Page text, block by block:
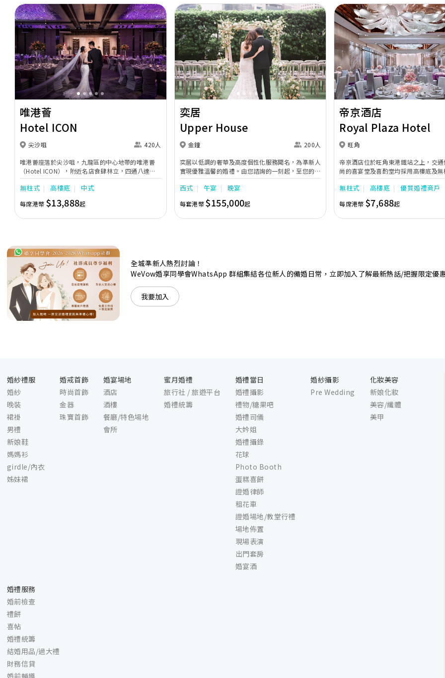
Previous Next
唯港薈
Hotel ICON
尖沙咀 420人
唯港薈座落於尖沙咀，九龍區的中心地帶的唯港薈
（Hotel ICON），附近名店食肆林立，四通八達，
充分展現繁華鬧巿中的活力個性，成為一眾準新人舉
辦婚宴的熱門之選。專業團隊由策劃統籌至所有婚宴
每個細節，唯港薈都力臻完美，保證讓您留下獨特的
醉人回憶。 擁有時尚高樓頂的Silverbox宴會廳，配
置了全套先進的視聽影音及燈光設備配套，並採用極
力氛圍的自助餐﹔唯港薈（Hotel ICON），多個風
格各異的婚宴場地，都完美切合各準新人的個性及預
算﹔保證為您打造夢寐以求的特別日子，令賓客永誌
難忘！
無柱式 高樓底 中式
每席港幣 $13,888起
Previous Next
奕居
Upper House
金鐘 200人
奕居以低調的奢華及高度個性化服務聞名，為準新人
實現優雅溫馨的婚禮。由您諮詢的一刻起，至您的大
日子，我們的專業團隊會為您攜手實現夢想婚禮。
西式 午宴 晚宴
每套港幣$155,000起
Previous
帝京酒店
Royal Plaza Hotel
旺角
帝京酒店位於旺角東港鐵站之上，交
尚的喜宴堂及喜酌堂均採用高樓底及無
境寬敞，且備有LED幕牆、燈光及影音
最多可筵開40席，更配有水晶吊燈，適
婚禮。另外，空中花園深心薈是毛孩友
飽覽獅子山景致，適合舉行戶外婚禮或
店專業的宴會團隊提供貼心服務，讓
無柱式 高樓底 優質婚禮商戶
每席港幣$7,688起
全城準新人熱烈討論！
WeVow婚享同學會WhatsApp 群組集結各位新人的備婚日常，立即加入了解最新熱話/把握限定優惠
我要加入
婚紗禮服
婚紗
晚裝
裙褂
男禮
新娘鞋
媽媽衫
girdle/內衣
姊妹裙
婚戒首飾
時尚首飾
金器
珠寶首飾
婚宴場地
酒店
酒樓
餐廳/特色場地
會所
蜜月婚禮
旅行社 / 旅遊平台
婚禮統籌
婚禮當日
婚禮攝影
禮物/糖果吧
婚禮司儀
大妗姐
婚禮攝錄
花球
Photo Booth
蛋糕喜餅
證婚律師
租花車
證婚場地/教堂行禮
場地佈置
現場表演
出門套房
婚宴酒
婚紗攝影
Pre Wedding
化妝美容
新娘化妝
美容/纖體
美甲
婚禮服務
婚前檢查
禮餅
喜帖
婚禮統籌
結婚用品/過大禮
財務信貸